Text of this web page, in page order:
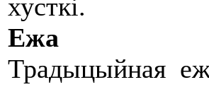
хусткі.
Ежа
Традыцыйная